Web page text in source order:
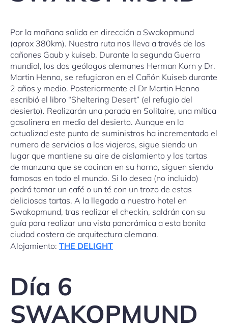
Por la mañana salida en dirección a Swakopmund
(aprox 380km). Nuestra ruta nos lleva a través de los
cañones Gaub y kuiseb. Durante la segunda Guerra
mundial, los dos geólogos alemanes Herman Korn y Dr.
Martin Henno, se refugiaron en el Cañón Kuiseb durante
2 años y medio. Posteriormente el Dr Martin Henno
escribió el libro “Sheltering Desert” (el refugio del
desierto). Realizarán una parada en Solitaire, una mítica
gasolinera en medio del desierto. Aunque en la
actualizad este punto de suministros ha incrementado el
numero de servicios a los viajeros, sigue siendo un
lugar que mantiene su aire de aislamiento y las tartas
de manzana que se cocinan en su horno, siguen siendo
famosas en todo el mundo. Si lo desea (no incluido)
podrá tomar un café o un té con un trozo de estas
deliciosas tartas. A la llegada a nuestro hotel en
Swakopmund, tras realizar el checkin, saldrán con su
guía para realizar una vista panorámica a esta bonita
ciudad costera de arquitectura alemana.
Alojamiento: THE DELIGHT
Día 6
SWAKOPMUND